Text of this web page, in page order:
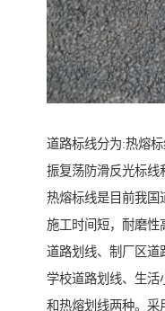
道路标线分为:热熔
振复荡防滑反光标线
热熔标线是目前我国
施工时间短，耐磨性
道路划线、制厂区道
学校道路划线、生活
和热熔划线两种。采